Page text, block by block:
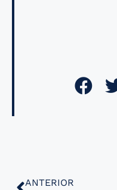
ANTERIOR